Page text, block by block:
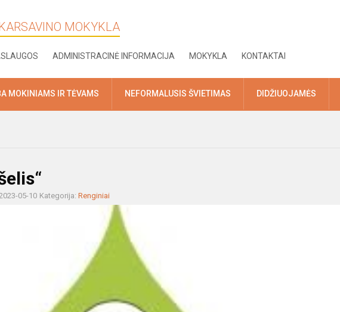
MOKYKLA
ADMINISTRACINĖ INFORMACIJA MOKYKLA KONTAKTAI
MOKINIAMS IR TĖVAMS NEFORMALUSIS ŠVIETIMAS DIDŽIUOJAMĖS
05-10 Kategorija: Renginiai